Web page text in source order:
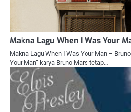
Makna Lagu When I Was Your
Makna Lagu When I Was Your Man –
Your Man” karya Bruno Mars tetap…